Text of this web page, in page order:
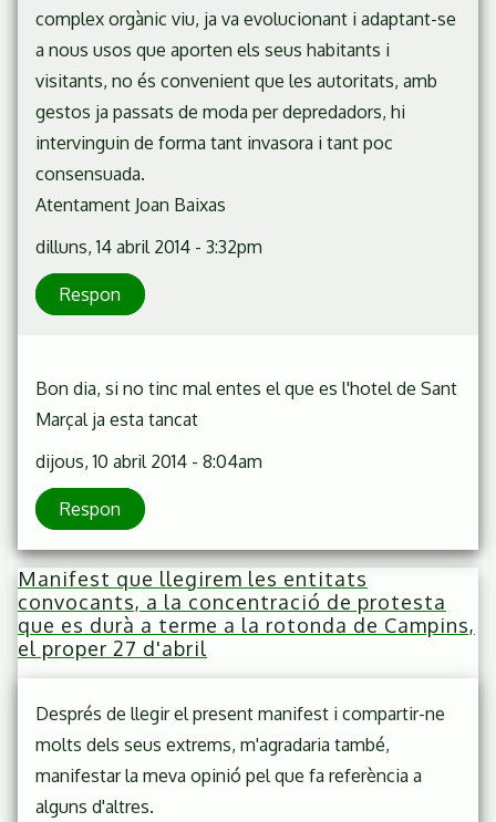
complex orgànic viu, ja va evolucionant i adaptant-se
a nous usos que aporten els seus habitants i
visitants, no és convenient que les autoritats, amb
gestos ja passats de moda per depredadors, hi
intervinguin de forma tant invasora i tant poc
consensuada.
Atentament Joan Baixas
dilluns, 14 abril 2014 - 3:32pm
Respon
Bon dia, si no tinc mal entes el que es l'hotel de Sant
Marçal ja esta tancat
dijous, 10 abril 2014 - 8:04am
Respon
Manifest que llegirem les entitats
convocants, a la concentració de protesta
que es durà a terme a la rotonda de Campins,
el proper 27 d'abril
Després de llegir el present manifest i compartir-ne
molts dels seus extrems, m'agradaria també,
manifestar la meva opinió pel que fa referència a
alguns d'altres.